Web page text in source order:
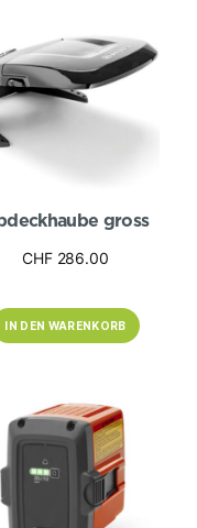
gross
CHF286.00
IN DEN WARENKORB